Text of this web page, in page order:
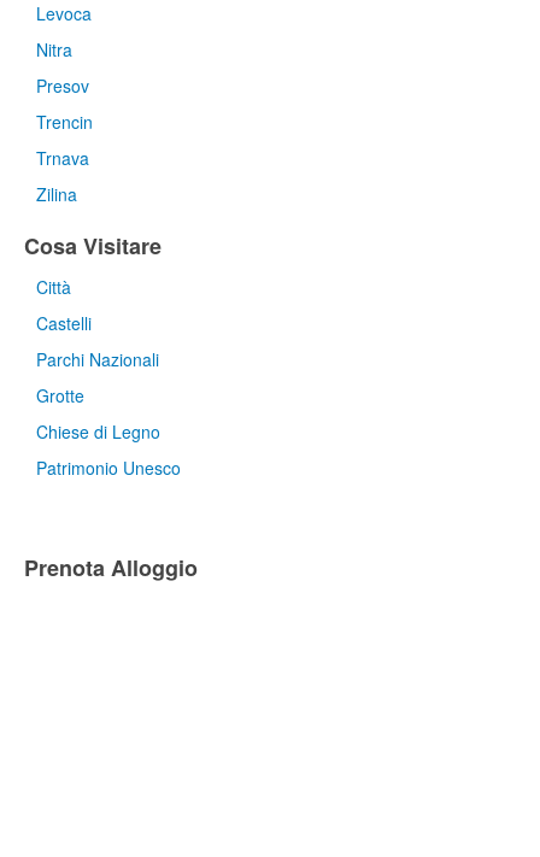
Levoca
Nitra
Presov
Trencin
Trnava
Zilina
Cosa Visitare
Città
Castelli
Parchi Nazionali
Grotte
Chiese di Legno
Patrimonio Unesco
Prenota Alloggio